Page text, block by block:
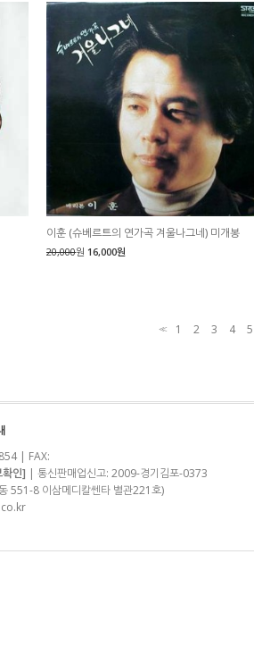
이훈 (슈베르트의 연가곡 겨울나그네) 미개봉
20,000원 16,000원
<< 1 2 3 4 5
| FAX:
인] | 통신판매업신고: 2009-경기김포-0373
551-8 이삼메디칼쎈타 별관221호)